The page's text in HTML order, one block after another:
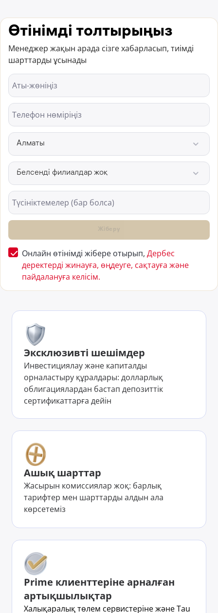
Өтінімді толтырыңыз
Менеджер жақын арада сізге хабарласып, тиімді
шарттарды ұсынады
Аты-жөніңіз
Телефон нөміріңіз
Алматы
Белсенді филиалдар жоқ
Түсініктемелер (бар болса)
Онлайн өтінімді жібере отырып, Дербес
деректерді жинауға, өңдеуге, сақтауға және
пайдалануға келісім.
Эксклюзивті шешімдер
Инвестициялау және капиталды
орналастыру құралдары: долларлық
облигациялардан бастап депозиттік
сертификаттарға дейін
Ашық шарттар
Жасырын комиссиялар жоқ: барлық
тарифтер мен шарттарды алдын ала
көрсетеміз
Prime клиенттеріне арналған
артықшылықтар
Халықаралық төлем сервистеріне және Tau